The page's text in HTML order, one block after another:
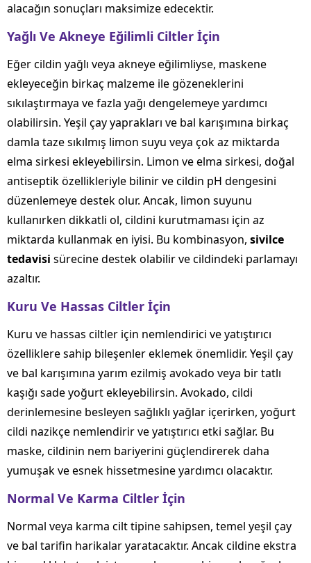
alacağın sonuçları maksimize edecektir.
Yağlı Ve Akneye Eğilimli Ciltler İçin
Eğer cildin yağlı veya akneye eğilimliyse, maskene
ekleyeceğin birkaç malzeme ile gözeneklerini
sıkılaştırmaya ve fazla yağı dengelemeye yardımcı
olabilirsin. Yeşil çay yaprakları ve bal karışımına birkaç
damla taze sıkılmış limon suyu veya çok az miktarda
elma sirkesi ekleyebilirsin. Limon ve elma sirkesi, doğal
antiseptik özellikleriyle bilinir ve cildin pH dengesini
düzenlemeye destek olur. Ancak, limon suyunu
kullanırken dikkatli ol, cildini kurutmaması için az
miktarda kullanmak en iyisi. Bu kombinasyon, sivilce
tedavisi sürecine destek olabilir ve cildindeki parlamayı
azaltır.
Kuru Ve Hassas Ciltler İçin
Kuru ve hassas ciltler için nemlendirici ve yatıştırıcı
özelliklere sahip bileşenler eklemek önemlidir. Yeşil çay
ve bal karışımına yarım ezilmiş avokado veya bir tatlı
kaşığı sade yoğurt ekleyebilirsin. Avokado, cildi
derinlemesine besleyen sağlıklı yağlar içerirken, yoğurt
cildi nazikçe nemlendirir ve yatıştırıcı etki sağlar. Bu
maske, cildinin nem bariyerini güçlendirerek daha
yumuşak ve esnek hissetmesine yardımcı olacaktır.
Normal Ve Karma Ciltler İçin
Normal veya karma cilt tipine sahipsen, temel yeşil çay
ve bal tarifin harikalar yaratacaktır. Ancak cildine ekstra